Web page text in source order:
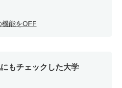
機能をOFF
もチェックした大学